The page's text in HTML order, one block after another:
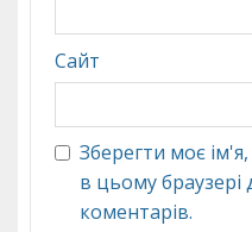
Сайт
Зберегти моє
в цьому
коментарів.